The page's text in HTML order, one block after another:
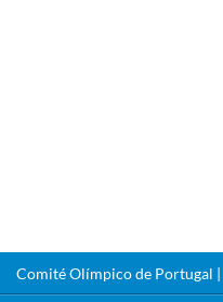
Comité Olímpico de Portugal |